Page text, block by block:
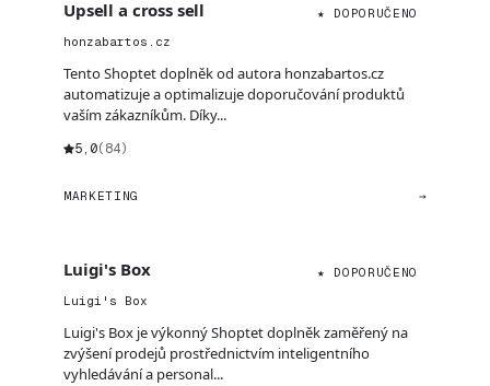
Upsell a cross sell
★ DOPORUČENO
honzabartos.cz
Tento Shoptet doplněk od autora honzabartos.cz
automatizuje a optimalizuje doporučování produktů
vaším zákazníkům. Díky...
5,0(84)
MARKETING →
Luigi's Box
★ DOPORUČENO
Luigi's Box
Luigi's Box je výkonný Shoptet doplněk zaměřený na
zvýšení prodejů prostřednictvím inteligentního
vyhledávání a personal...